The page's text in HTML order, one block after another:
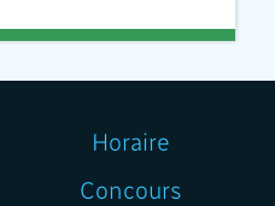
Horaire
Concours